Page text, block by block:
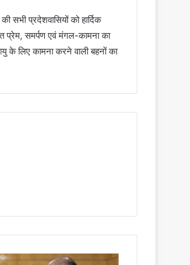
सभी प्रदेशवासियों को हार्दिक
प्रेम, समर्पण एवं मंगल-कामना का
के लिए कामना करने वाली बहनों का